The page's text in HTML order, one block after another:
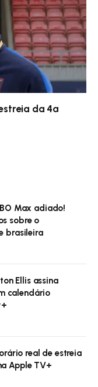
da 4ª
Max adiado!
sobre o
brasileira
Ellis assina
calendário
real de estreia
Apple TV+